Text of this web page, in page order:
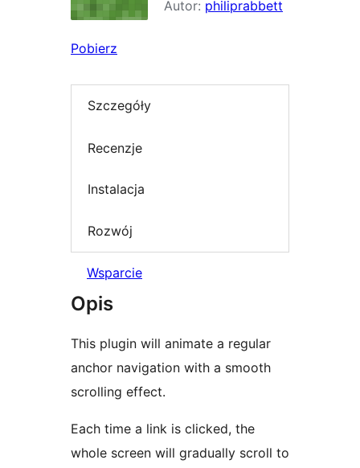
Autor: philiprabbett
Pobierz
Szczegóły
Recenzje
Instalacja
Rozwój
Wsparcie
Opis
This plugin will animate a regular
anchor navigation with a smooth
scrolling effect.
Each time a link is clicked, the
whole screen will gradually scroll to